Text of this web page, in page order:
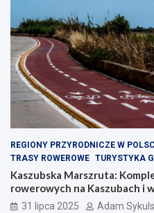
REGIONY PRZYRODNICZE W
TRASY ROWEROWE TURYSTYKA
Kaszubska Marszruta:
rowerowych na Kaszubach i
31 lipca 2025 Adam